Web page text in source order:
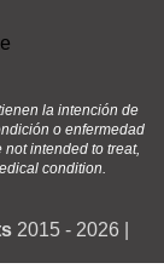
la intención de
o enfermedad
intended to treat,
condition.
2015 - 2026 |